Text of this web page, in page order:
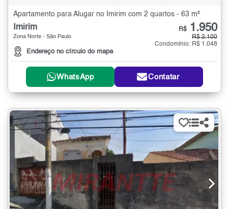
Apartamento para Alugar no Imirim com 2 quartos - 63 m²
Imirim
Zona Norte - São Paulo
Endereço no círculo do mapa
R$ 1.950
R$ 2.100
Condomínio: R$ 1.048
WhatsApp Contatar